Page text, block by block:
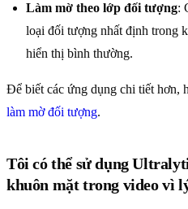
Làm mờ theo lớp đối tượng:
loại đối tượng nhất định trong
hiển thị bình thường.
Để biết các ứng dụng chi tiết hơn,
làm mờ đối tượng.
Tôi có thể sử dụng
khuôn mặt trong video vì